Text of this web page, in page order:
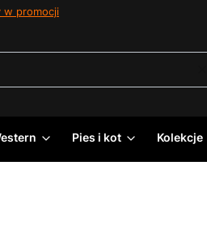
w promocji
Pies i kot Kolekcje